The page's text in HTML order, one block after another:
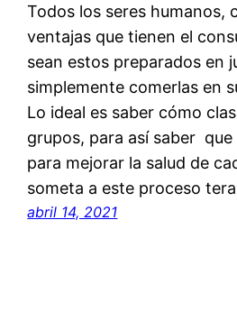
Todos los seres humanos,
ventajas que tienen el
sean estos preparados en
simplemente comerlas en
Lo ideal es saber cómo
grupos, para así saber
para mejorar la salud de
someta a este proceso
abril 14, 2021